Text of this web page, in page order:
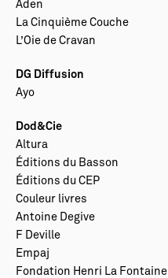
Aden
La Cinquième Couche
L’Oie de Cravan
DG Diffusion
Ayo
Dod&Cie
Altura
Éditions du Basson
Éditions du CEP
Couleur livres
Antoine Degive
F Deville
Empaj
Fondation Henri La Fontaine